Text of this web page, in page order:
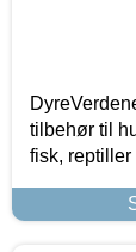
tilbehør til
fisk, reptiller